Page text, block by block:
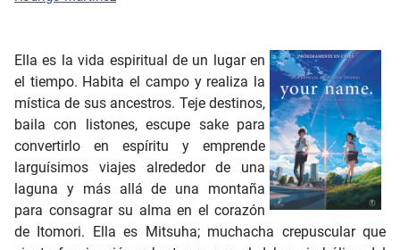
Ella es la vida espiritual de un lugar en
el tiempo. Habita el campo y realiza la
mística de sus ancestros. Teje destinos,
baila con listones, escupe sake para
convertirlo en espíritu y emprende
larguísimos viajes alrededor de una
laguna y más allá de una montaña
para consagrar su alma en el corazón
de Itomori. Ella es Mitsuha; muchacha crepuscular que